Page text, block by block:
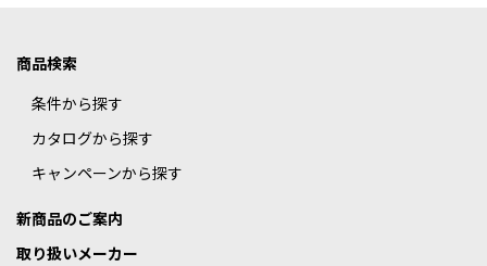
商品検索
条件から探す
カタログから探す
キャンペーンから探す
新商品のご案内
取り扱いメーカー